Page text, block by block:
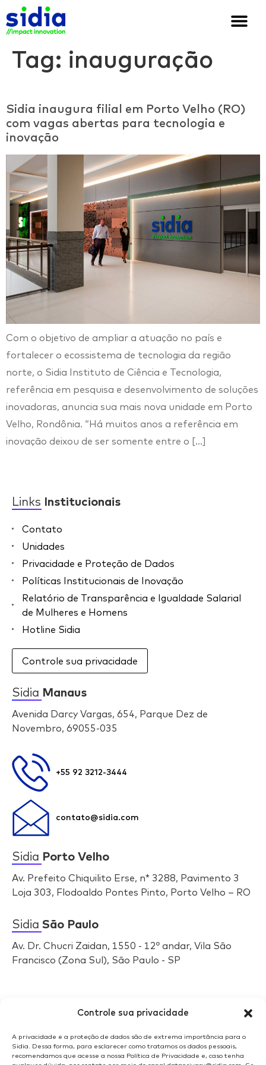
Controle sua privacidade
A privacidade e a proteção de dados são de extrema importância para o
Sidia. Dessa forma, para esclarecer como tratamos os dados pessoais,
recomendamos que acesse a nossa Política de Privacidade e, caso tenha
Tag: inauguração
Sidia inaugura filial em Porto Velho (RO)
com vagas abertas para tecnologia e
inovação
Com o objetivo de ampliar a atuação no país e
fortalecer o ecossistema de tecnologia da região
norte, o Sidia Instituto de Ciência e Tecnologia,
referência em pesquisa e desenvolvimento de soluções
inovadoras, anuncia sua mais nova unidade em Porto
Velho, Rondônia. “Há muitos anos a referência em
inovação deixou de ser somente entre o […]
Links Institucionais
Contato
Unidades
Privacidade e Proteção de Dados
Políticas Institucionais de Inovação
Relatório de Transparência e Igualdade Salarial
de Mulheres e Homens
Hotline Sidia
Controle sua privacidade
Sidia Manaus
Avenida Darcy Vargas, 654, Parque Dez de
Novembro, 69055-035
+55 92 3212-3444
contato@sidia.com
Sidia Porto Velho
Av. Prefeito Chiquilito Erse, n* 3288, Pavimento 3
Loja 303, Flodoaldo Pontes Pinto, Porto Velho – RO
Sidia São Paulo
Av. Dr. Chucri Zaidan, 1550 - 12º andar, Vila São
Francisco (Zona Sul), São Paulo - SP